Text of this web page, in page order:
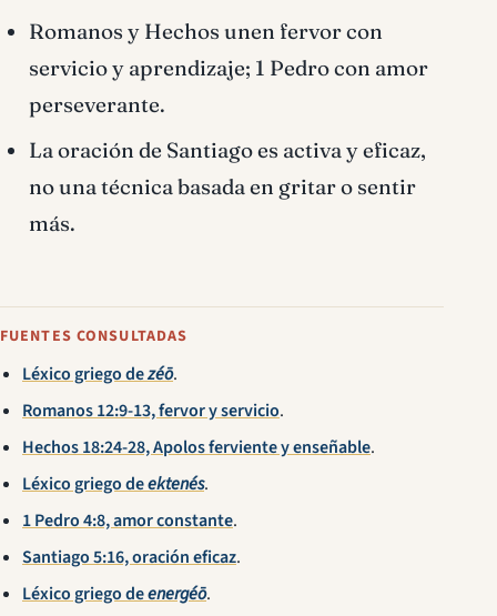
Romanos y Hechos unen fervor con
servicio y aprendizaje; 1 Pedro con amor
perseverante.
La oración de Santiago es activa y eficaz,
no una técnica basada en gritar o sentir
más.
FUENTES CONSULTADAS
Léxico griego dezéō.
Romanos 12:9-13, fervor y servicio.
Hechos 18:24-28, Apolos ferviente y enseñable.
Léxico griego deektenés.
1 Pedro 4:8, amor constante.
Santiago 5:16, oración eficaz.
Léxico griego deenergéō.